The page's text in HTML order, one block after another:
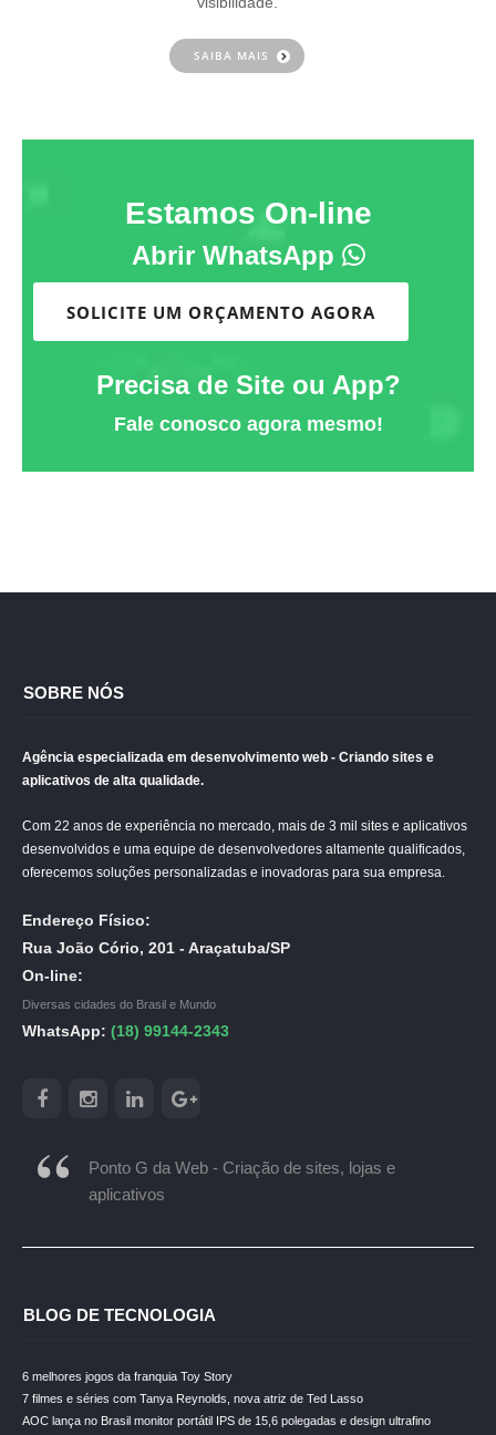
SAIBA MAIS
Estamos On-line
Abrir WhatsApp
SOLICITE UM ORÇAMENTO AGORA
Precisa de Site ou App?
Fale conosco agora mesmo!
SOBRE NÓS
Agência especializada em desenvolvimento web - Criando sites e
aplicativos de alta qualidade.
Com 22 anos de experiência no mercado, mais de 3 mil sites e aplicativos
desenvolvidos e uma equipe de desenvolvedores altamente qualificados,
oferecemos soluções personalizadas e inovadoras para sua empresa.
Endereço Físico:
Rua João Cório, 201 - Araçatuba/SP
On-line:
Diversas cidades do Brasil e Mundo
WhatsApp: (18) 99144-2343
Ponto G da Web - Criação de sites, lojas e
aplicativos
BLOG DE TECNOLOGIA
6 melhores jogos da franquia Toy Story
7 filmes e séries com Tanya Reynolds, nova atriz de Ted Lasso
AOC lança no Brasil monitor portátil IPS de 15,6 polegadas e design ultrafino